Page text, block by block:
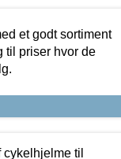
et godt sortiment
til priser hvor de
til